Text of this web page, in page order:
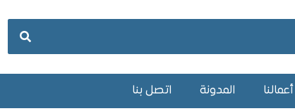
المدونة اتصل بنا